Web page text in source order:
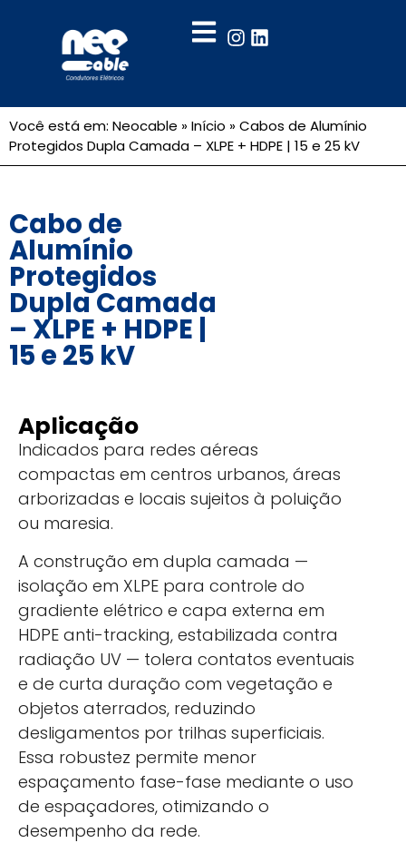
Você está em: Neocable »Início »Cabos de Alumínio
Protegidos Dupla Camada – XLPE + HDPE | 15 e 25 kV
Cabo de
Alumínio
Protegidos
Dupla Camada
– XLPE + HDPE |
15 e 25 kV
Aplicação
Indicados para redes aéreas
compactas em centros urbanos, áreas
arborizadas e locais sujeitos à poluição
ou maresia.
A construção em dupla camada —
isolação em XLPE para controle do
gradiente elétrico e capa externa em
HDPE anti-tracking, estabilizada contra
radiação UV — tolera contatos eventuais
e de curta duração com vegetação e
objetos aterrados, reduzindo
desligamentos por trilhas superficiais.
Essa robustez permite menor
espaçamento fase-fase mediante o uso
de espaçadores, otimizando o
desempenho da rede.